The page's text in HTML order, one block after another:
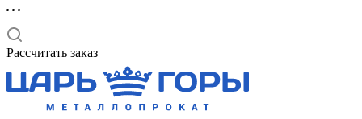
Рассчитать заказ